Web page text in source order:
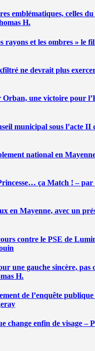
emblématiques, celles
H.
rayons et les ombres » le
ne devrait plus
une victoire pour
municipal sous l’acte II
national en
ça Match ! –
en Mayenne, avec un
contre le PSE de
une gauche sincère, pas
H.
de l’enquête
change enfin de visage –